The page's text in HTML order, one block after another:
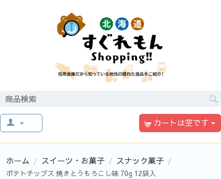
カートは空です
ホーム / スイーツ・お菓子 / スナック菓子 /
ポテトチップス 焼きとうもろこし味 70g 12袋入